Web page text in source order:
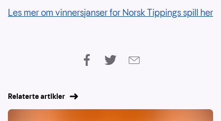
Les mer om vinnersjanser for Norsk Tippings spill her
Relaterte artikler